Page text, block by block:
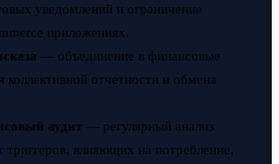
уведомлений и ограничение
приложениях.
— объединение в финансовые
коллективной отчетности и обмена
аудит— регулярный анализ
триггеров, влияющих на потребление,